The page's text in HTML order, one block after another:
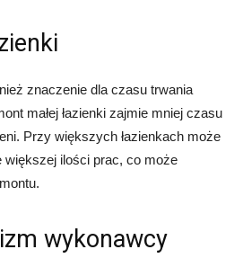
znaczenie dla czasu trwania
małej łazienki zajmie mniej czasu
Przy większych łazienkach może
większej ilości prac, co może
wykonawcy